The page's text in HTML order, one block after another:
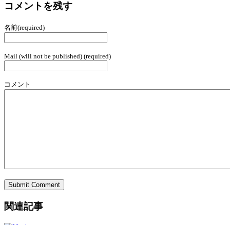
コメントを残す
名前(required)
Mail (will not be published) (required)
コメント
関連記事